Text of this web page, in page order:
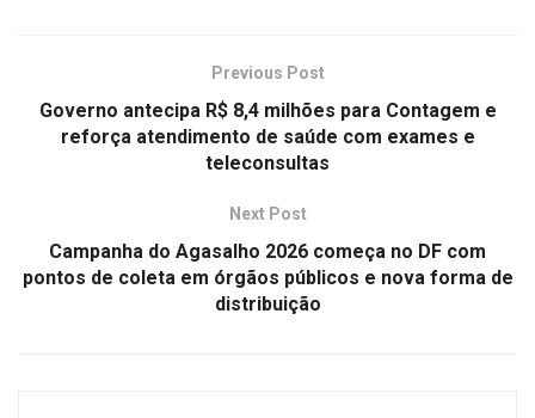
Previous Post
Governo antecipa R$ 8,4 milhões para Contagem e
reforça atendimento de saúde com exames e
teleconsultas
Next Post
Campanha do Agasalho 2026 começa no DF com
pontos de coleta em órgãos públicos e nova forma de
distribuição